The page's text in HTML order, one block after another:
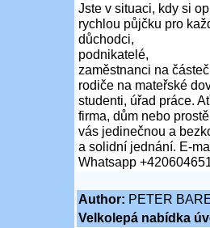
Jste v situaci, kdy si
rychlou půjčku pro
důchodci,
podnikatelé,
zaměstnanci na
rodiče na mateřské
studenti, úřad práce.
firma, dům nebo
vás jedinečnou a
a solidní jednání. E-
Whatsapp
Author: PETER
Velkolepá nabídka